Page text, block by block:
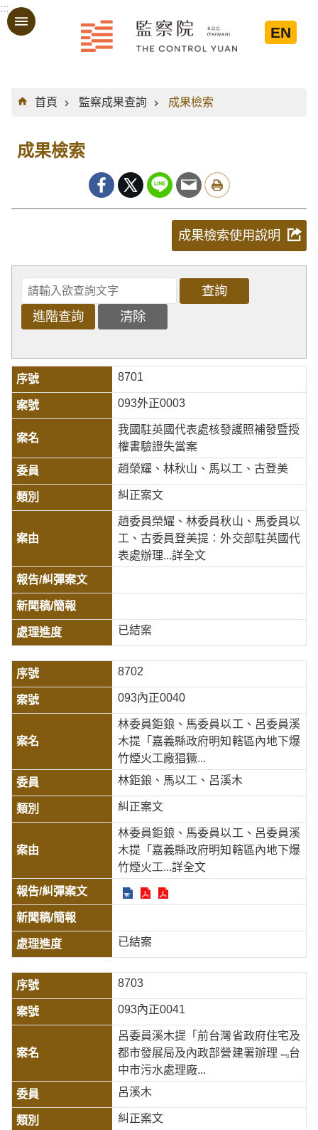
跳到主要內容區塊
:::
EN
:::
首頁
監察成果查詢 成果檢索
成果檢索
成果檢索使用說明
8701
093外正0003
我國駐英國代表處核發護照補發暨授
權書驗證失當案
趙榮耀、林秋山、馬以工、古登美
糾正案文
趙委員榮耀、林委員秋山、馬委員以
工、古委員登美提︰外交部駐英國代
表處辦理...詳全文
已結案
8702
093內正0040
林委員鉅鋃、馬委員以工、呂委員溪
木提「嘉義縣政府明知轄區內地下爆
竹煙火工廠猖獗...
林鉅鋃、馬以工、呂溪木
糾正案文
林委員鉅鋃、馬委員以工、呂委員溪
木提「嘉義縣政府明知轄區內地下爆
竹煙火工...詳全文
已結案
8703
093內正0041
呂委員溪木提「前台灣省政府住宅及
都市發展局及內政部營建署辦理﹃台
中市污水處理廠...
呂溪木
糾正案文